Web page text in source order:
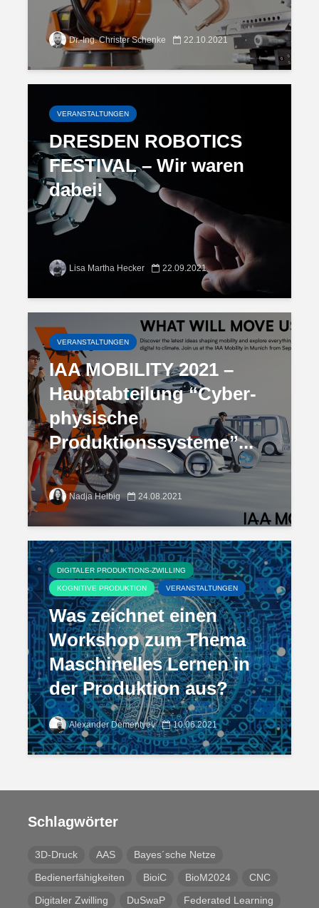
Dr.-Ing. Christer Schenke 22.10.2021
VERANSTALTUNGEN
DRESDEN ROBOTICS
FESTIVAL – Wir waren
dabei!
Lisa Martha Hecker 22.09.2021
VERANSTALTUNGEN
IAA MOBILITY 2021 –
Hauptabteilung “Cyber-
physische
Produktionssysteme”...
Nadja Helbig 24.08.2021
DIGITALER PRODUKTIONS-ZWILLING
KOGNITIVE PRODUKTION VERANSTALTUNGEN
Was zeichnet einen
Workshop zum Thema
Maschinelles Lernen in
der Produktion aus?
Alexander Dementyev 10.06.2021
Schlagwörter
3D-Druck AAS
Bayes´sche Netze
Bedienerfähigkeiten
BioiC BioM2024
CNC
Digitaler Zwilling
DuSwaP
Federated Learning